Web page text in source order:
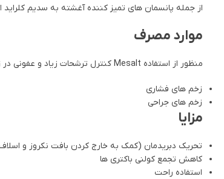
از جمله پانسمان های تمیز کننده آغشته به سدیم
موارد مصرف
منظور از استفاده Mesalt کنترل ترشحات زیاد و عفونی در زخم در فاز التهابی می باشد در زخم هایی مثل:
زخم های فشاری
زخم های جراحی
مزایا
تحریک دبریدمان (کمک به خارج کردن بافت نکروز و
کاهش تجمع کولنی باکتری ها
استفاده راحت